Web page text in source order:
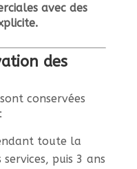
avec des
des
conservées
toute la
puis 3 ans